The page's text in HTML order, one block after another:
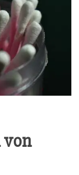
von